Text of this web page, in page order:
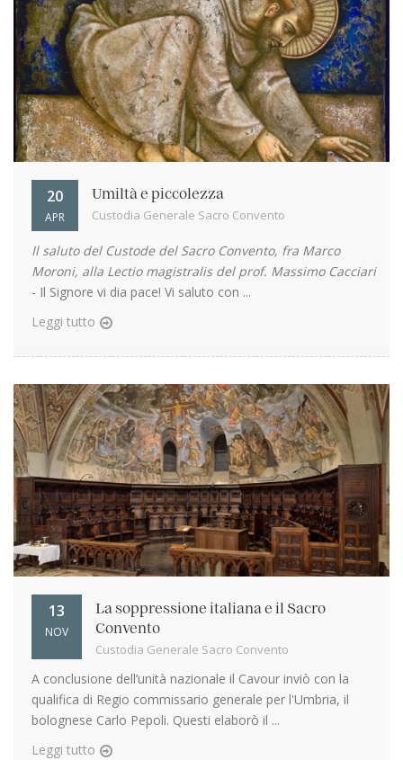
20
APR
Umiltà e piccolezza
Custodia Generale Sacro Convento
Il saluto del Custode del Sacro Convento, fra Marco
Moroni, alla Lectio magistralis del prof. Massimo Cacciari
- Il Signore vi dia pace! Vi saluto con ...
Leggi tutto
13
NOV
La soppressione italiana e il Sacro
Convento
Custodia Generale Sacro Convento
A conclusione dell’unità nazionale il Cavour inviò con la
qualifica di Regio commissario generale per l'Umbria, il
bolognese Carlo Pepoli. Questi elaborò il ...
Leggi tutto